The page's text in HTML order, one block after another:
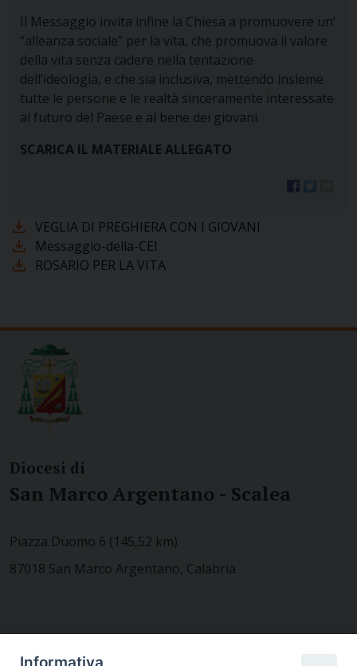
Il Messaggio invita infine la Chiesa a promuovere un’
“alleanza sociale” per la vita, che promuova il valore
della vita senza cadere nella tentazione
dell’ideologia, e che sia inclusiva, mettendo insieme
tutte le persone e le realtà sinceramente interessate
al futuro del Paese e al bene dei giovani.
SCARICA IL MATERIALE ALLEGATO
VEGLIA DI PREGHIERA CON I GIOVANI
Messaggio-della-CEI
ROSARIO PER LA VITA
Diocesi di
San Marco Argentano - Scalea
Piazza Duomo 6 (145,52 km)
87018 San Marco Argentano, Calabria